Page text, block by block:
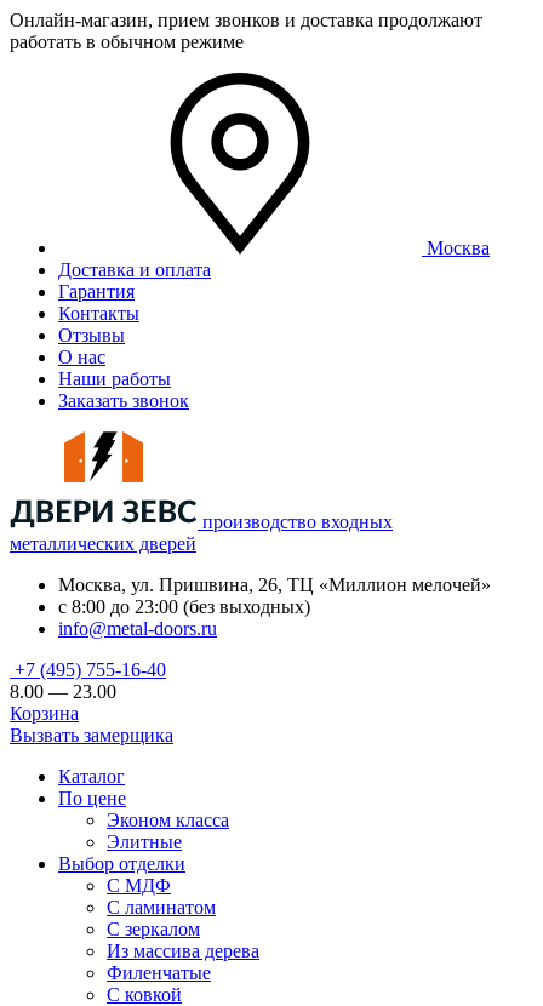
Онлайн-магазин, прием звонков и доставка продолжают
работать в обычном режиме
Москва
Доставка и оплата
Гарантия
Контакты
Отзывы
О нас
Наши работы
Заказать звонок
производство входных
металлических дверей
Москва, ул. Пришвина, 26, ТЦ «Миллион мелочей»
с 8:00 до 23:00 (без выходных)
info@metal-doors.ru
+7 (495) 755-16-40
8.00 — 23.00
Корзина
Вызвать замерщика
Каталог
По цене
Эконом класса
Элитные
Выбор отделки
С МДФ
С ламинатом
С зеркалом
Из массива дерева
Филенчатые
С ковкой